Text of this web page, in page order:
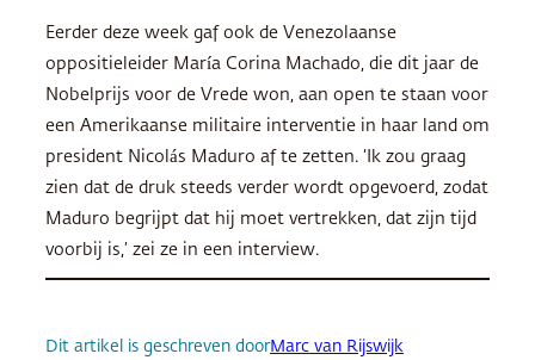
Eerder deze week gaf ook de Venezolaanse
oppositieleider María Corina Machado, die dit jaar de
Nobelprijs voor de Vrede won, aan open te staan ​​voor
een Amerikaanse militaire interventie in haar land om
president Nicolás Maduro af te zetten. ‘Ik zou graag
zien dat de druk steeds verder wordt opgevoerd, zodat
Maduro begrijpt dat hij moet vertrekken, dat zijn tijd
voorbij is,’ zei ze in een interview.
Dit artikel is geschreven doorMarc van Rijswijk